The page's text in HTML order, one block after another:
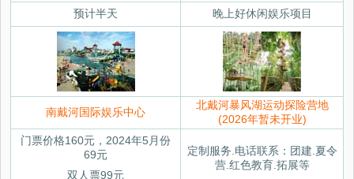
预计半天
晚上好休闲娱乐项目
南戴河国际娱乐中心
北戴河暴风湖运动探险营地
(2026年暂未开业)
门票价格160元，2024年5月份
69元
双人票99元
定制服务.电话联系：团建.夏令
营.红色教育.拓展等